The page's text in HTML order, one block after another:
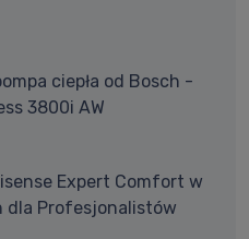
ciepła od Bosch -
3800i AW
Expert Comfort w
dla Profesjonalistów